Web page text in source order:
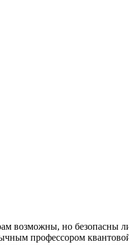
возможны, но безопасны
профессором